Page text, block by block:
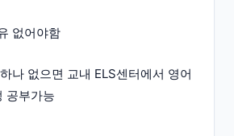
없어야함
나 없으면 교내 ELS센터에서 영어
공부가능